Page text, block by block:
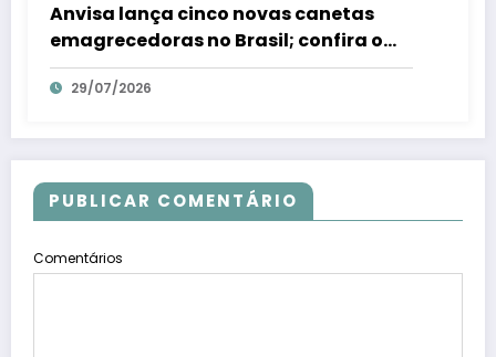
Anvisa lança cinco novas canetas
emagrecedoras no Brasil; confira o
que são – Em Dia ES
29/07/2026
PUBLICAR COMENTÁRIO
Comentários